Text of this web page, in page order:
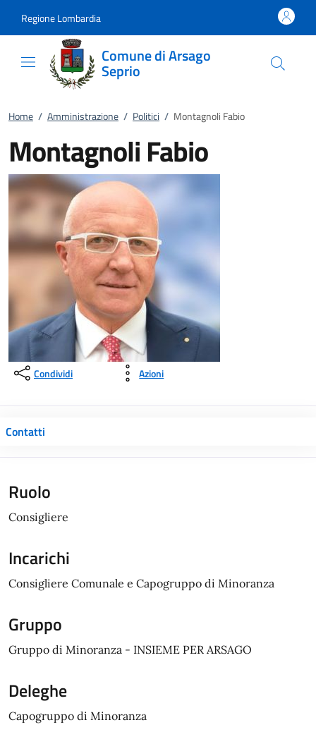
Regione Lombardia
Comune di Arsago
Seprio
Home / Amministrazione / Politici / Montagnoli Fabio
Montagnoli Fabio
Condividi Azioni
Contatti
Ruolo
Consigliere
Incarichi
Consigliere Comunale e Capogruppo di Minoranza
Gruppo
Gruppo di Minoranza - INSIEME PER ARSAGO
Deleghe
Capogruppo di Minoranza